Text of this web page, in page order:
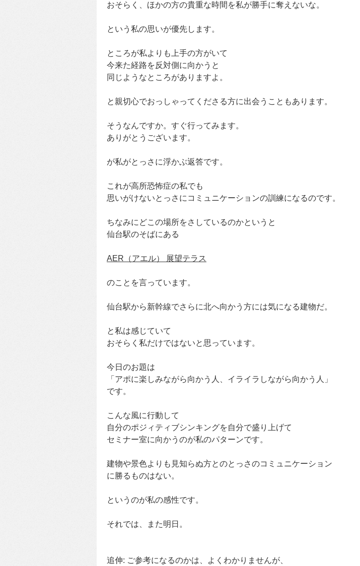
おそらく、ほかの方の貴重な時間を私が勝手に奪えないな。
という私の思いが優先します。
ところが私よりも上手の方がいて
今来た経路を反対側に向かうと
同じようなところがありますよ。
と親切心でおっしゃってくださる方に出会うこともあります。
そうなんですか。すぐ行ってみます。
ありがとうございます。
が私がとっさに浮かぶ返答です。
これが高所恐怖症の私でも
思いがけないとっさにコミュニケーションの訓練になるのです。
ちなみにどこの場所をさしているのかというと
仙台駅のそばにある
AER（アエル） 展望テラス
のことを言っています。
仙台駅から新幹線でさらに北へ向かう方には気になる建物だ。
と私は感じていて
おそらく私だけではないと思っています。
今日のお題は
「アポに楽しみながら向かう人、イライラしながら向かう人」
です。
こんな風に行動して
自分のポジィティブシンキングを自分で盛り上げて
セミナー室に向かうのが私のパターンです。
建物や景色よりも見知らぬ方とのとっさのコミュニケーション
に勝るものはない。
というのが私の感性です。
それでは、また明日。
追伸: ご参考になるのかは、よくわかりませんが、